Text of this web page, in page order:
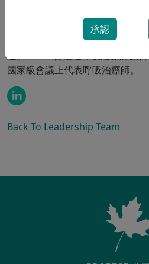
的方法。他與團隊緊密合作，為
發臨床最佳實踐，以改善患者及
通。 Dave 曾擔任呼吸治療師協會
國家級會議上代表呼吸治療師。
Back To Leadership Team
承認